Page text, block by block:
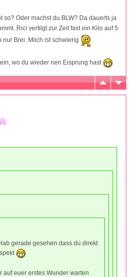
so? Oder machst du BLW? Da dauerts ja
Rici vertilgt zur Zeit fast ein Kilo auf 5
nur Brei. Milch ist schwierig
wo du wieder nen Eisprung hast
gerade gesehen dass du direkt
auf euer erstes Wunder warten